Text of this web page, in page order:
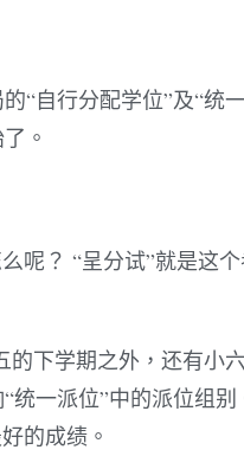
“自行分配学位”及“统
。
呢？ “呈分试”就是这
下学期之外，还有小
一派位”中的派位组
的成绩。